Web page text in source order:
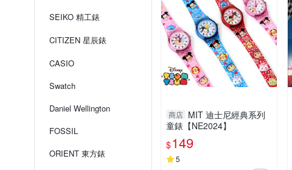
SEIKO 精工錶
CITIZEN 星辰錶
CASIO
Swatch
Daniel Wellington
FOSSIL
ORIENT 東方錶
商店 MIT 迪士尼經典系列
童錶【NE2024】
$149
5